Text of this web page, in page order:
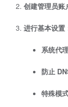
创建管理员账
进行基本设置
系统代
防止
特殊模